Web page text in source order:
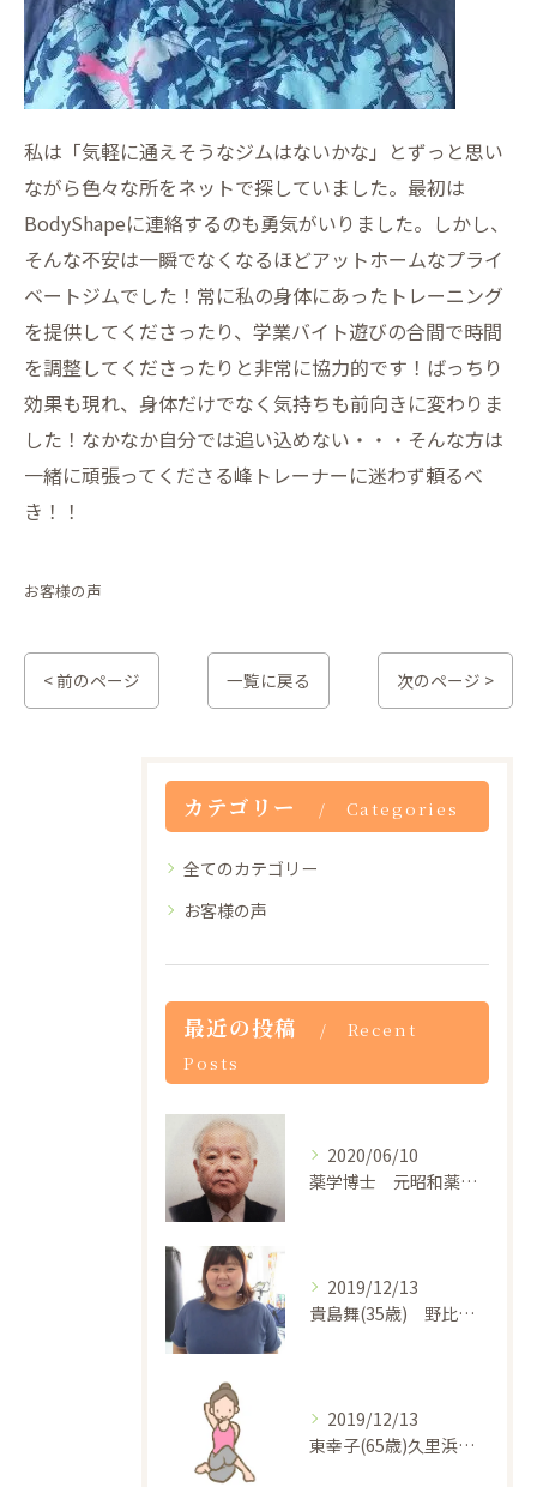
私は「気軽に通えそうなジムはないかな」とずっと思い
ながら色々な所をネットで探していました。最初は
BodyShapeに連絡するのも勇気がいりました。しかし、
そんな不安は一瞬でなくなるほどアットホームなプライ
ベートジムでした！常に私の身体にあったトレーニング
を提供してくださったり、学業バイト遊びの合間で時間
を調整してくださったりと非常に協力的です！ばっちり
効果も現れ、身体だけでなく気持ちも前向きに変わりま
した！なかなか自分では追い込めない・・・そんな方は
一緒に頑張ってくださる峰トレーナーに迷わず頼るべ
き！！
お客様の声
< 前のページ 一覧に戻る 次のページ >
カテゴリー Categories
全てのカテゴリー
お客様の声
最近の投稿
Recent
Posts
2020/06/10
薬学博士 元昭和薬科大学客員教授 薬局わかば成城社長 磯崎貞夫(浦賀在住)
2019/12/13
貴島舞(35歳) 野比在住
2019/12/13
東幸子(65歳)久里浜在住